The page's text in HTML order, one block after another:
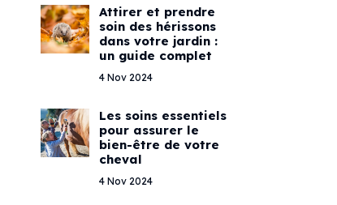
Attirer et prendre
soin des hérissons
dans votre jardin :
un guide complet
4 Nov 2024
Les soins essentiels
pour assurer le
bien-être de votre
cheval
4 Nov 2024